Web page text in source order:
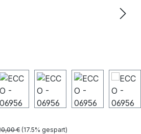
Preis:
€ (17.5% gespart)